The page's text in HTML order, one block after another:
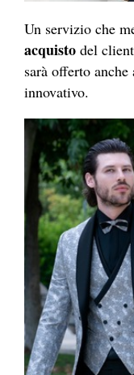
Un servizio che
acquisto del
sarà offerto
innovativo.